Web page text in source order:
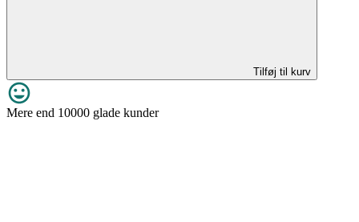
Tilføj til kurv
Mere end 10000 glade kunder